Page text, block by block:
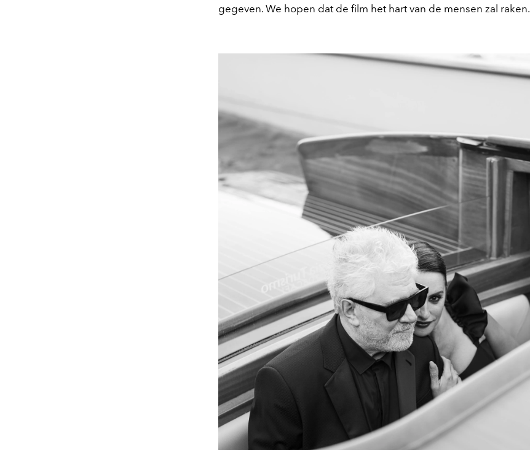
gegeven. We hopen dat de film het hart van de mensen zal raken.